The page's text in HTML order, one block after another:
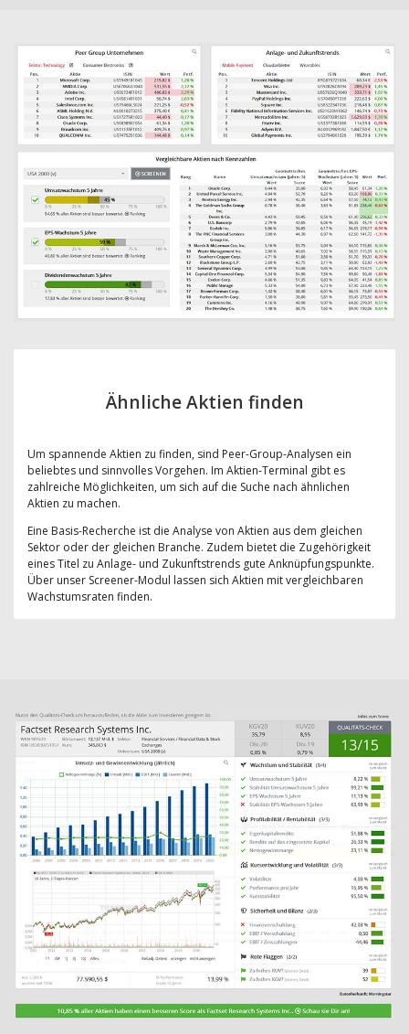
Ähnliche Aktien finden
Um spannende Aktien zu finden, sind Peer-Group-Analysen ein
beliebtes und sinnvolles Vorgehen. Im Aktien-Terminal gibt es
zahlreiche Möglichkeiten, um sich auf die Suche nach ähnlichen
Aktien zu machen.
Eine Basis-Recherche ist die Analyse von Aktien aus dem gleichen
Sektor oder der gleichen Branche. Zudem bietet die Zugehörigkeit
eines Titel zu Anlage- und Zukunftstrends gute Anknüpfungspunkte.
Über unser Screener-Modul lassen sich Aktien mit vergleichbaren
Wachstumsraten finden.